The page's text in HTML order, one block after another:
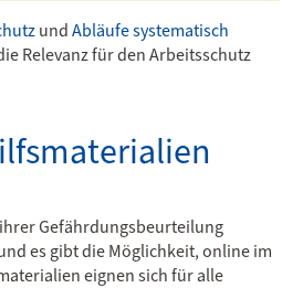
undAbläufe systematisch
Relevanz für den Arbeitsschutz
Gefährdungsbeurteilung
es gibt die Möglichkeit, online im
eignen sich für alle